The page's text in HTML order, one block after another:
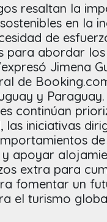
resaltan la
en la
de
para abordar
Jimena
de
y
continúan
las iniciativas
y apoyar
extra para
fomentar un
el turismo